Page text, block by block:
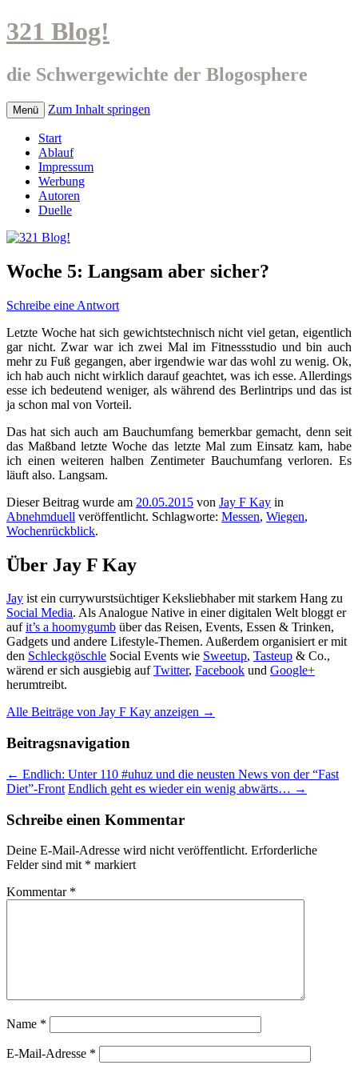
321 Blog!
die Schwergewichte der Blogosphere
Menü Zum Inhalt springen
Start
Ablauf
Impressum
Werbung
Autoren
Duelle
Woche 5: Langsam aber sicher?
Schreibe eine Antwort
Letzte Woche hat sich gewichtstechnisch nicht viel getan, eigentlich
gar nicht. Zwar war ich zwei Mal im Fitnessstudio und bin auch
mehr zu Fuß gegangen, aber irgendwie war das wohl zu wenig. Ok,
ich hab auch nicht wirklich darauf geachtet, was ich esse. Allerdings
esse ich bedeutend weniger, als während des Berlintrips und das ist
ja schon mal von Vorteil.
Das hat sich auch am Bauchumfang bemerkbar gemacht, denn seit
das Maßband letzte Woche das letzte Mal zum Einsatz kam, habe
ich einen weiteren halben Zentimeter Bauchumfang verloren. Es
läuft also. Langsam.
Dieser Beitrag wurde am 20.05.2015 von Jay F Kay in
Abnehmduell veröffentlicht. Schlagworte: Messen, Wiegen,
Wochenrückblick.
Über Jay F Kay
Jay ist ein currywurstsüchtiger Keksliebhaber mit starkem Hang zu
Social Media. Als Analogue Native in einer digitalen Welt bloggt er
aufit’s a hoomygumb über das Reisen, Events, Essen & Trinken,
Gadgets und andere Lifestyle-Themen. Außerdem organisiert er mit
den Schleckgöschle Social Events wie Sweetup, Tasteup & Co.,
wärend er sich ausgiebig aufTwitter, Facebook und Google+
herumtreibt.
Alle Beiträge von Jay F Kay anzeigen →
Beitragsnavigation
← Endlich: Unter 110 #uhuz und die neusten News von der “Fast
Diet”-Front Endlich geht es wieder ein wenig abwärts… →
Schreibe einen Kommentar
Deine E-Mail-Adresse wird nicht veröffentlicht. Erforderliche
Felder sind mit * markiert
Kommentar *
Name *
E-Mail-Adresse *